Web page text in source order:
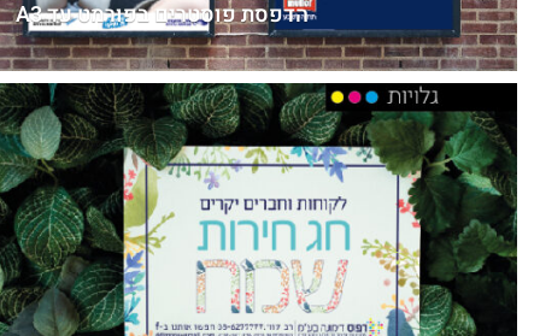
הדפסת פוסטרים בפורמט עד A3